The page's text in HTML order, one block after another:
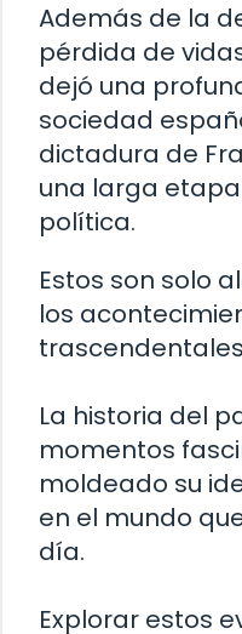
Además de la
pérdida de
dejó una
sociedad
dictadura de
una larga
política.
Estos son solo
los
La historia del
momentos
moldeado su
en el mundo
día.
Explorar estos